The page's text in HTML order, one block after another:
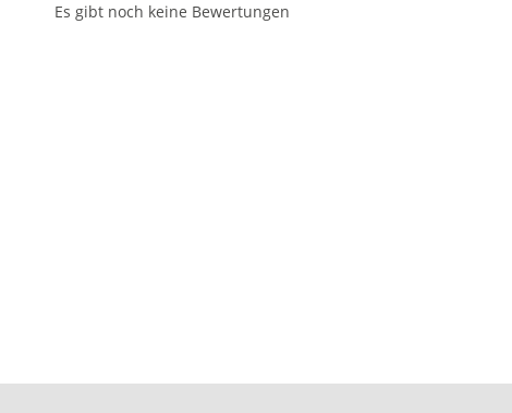
Es gibt noch keine Bewertungen